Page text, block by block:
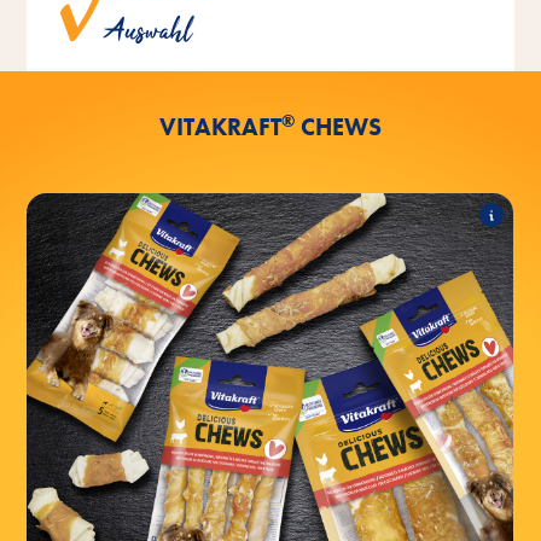
AuswahlGeschmacksrichtungen.
VITAKRAFT® CHEWS
DELICIOUS CHEWS
Folgende Produkte zählen zum Sortiment:
DELICIOUS CHEWS Kauknoten mit Huhn S
DELICIOUS CHEWS Kauknoten mit Huhn M
DELICIOUS CHEWS Kauknoten mit Huhn L
DELICIOUS CHEWS Kaurollen mit Huhn S